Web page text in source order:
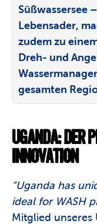
Süßwassersee
Lebensader,
zudem zu
Dreh- und
gesamten
UGANDA: DER
INNOVATION
“Uganda has
ideal for WASH
Mitglied unseres